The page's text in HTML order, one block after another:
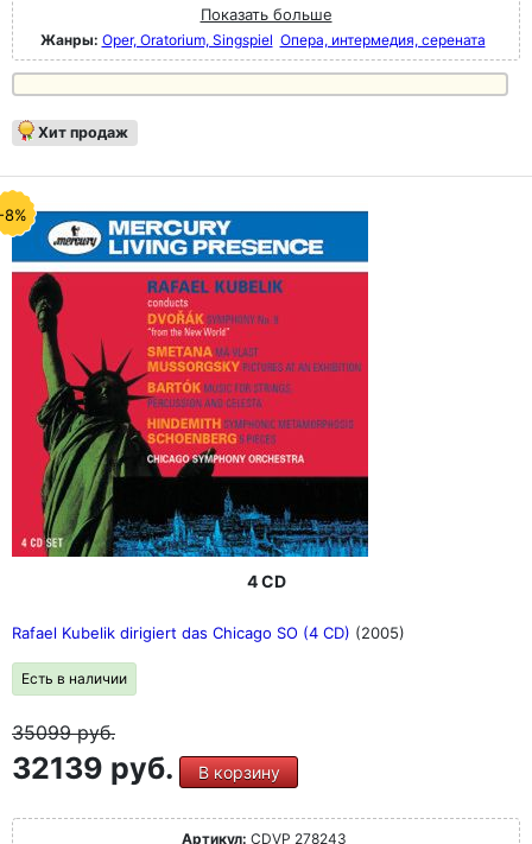
Показать больше
Жанры: Oper, Oratorium, Singspiel Опера, интермедия, серената
Хит продаж
8%
4 CD
Rafael Kubelik dirigiert das Chicago SO (4 CD) (2005)
Есть в наличии
35099руб.
32139 руб. В корзину
Артикул: CDVP 278243